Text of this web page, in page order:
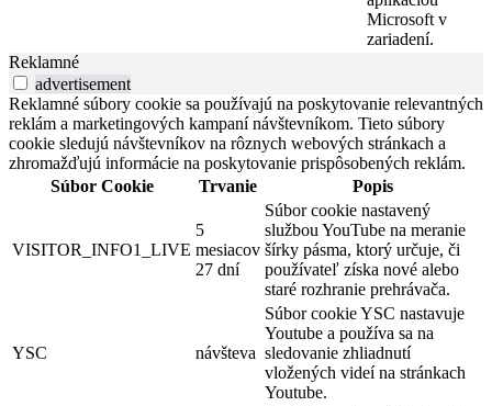
Microsoft v
zariadení.
Reklamné
advertisement
Reklamné súbory cookie sa používajú na poskytovanie relevantných
reklám a marketingových kampaní návštevníkom. Tieto súbory
cookie sledujú návštevníkov na rôznych webových stránkach a
zhromažďujú informácie na poskytovanie prispôsobených reklám.
Súbor Cookie
Trvanie Popis
VISITOR_INFO1_LIVE
5
mesiacov
27 dní
Súbor cookie nastavený
službou YouTube na meranie
šírky pásma, ktorý určuje, či
používateľ získa nové alebo
staré rozhranie prehrávača.
YSC návšteva
Súbor cookie YSC nastavuje
Youtube a používa sa na
sledovanie zhliadnutí
vložených videí na stránkach
Youtube.